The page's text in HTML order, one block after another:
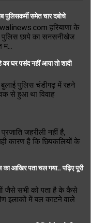
पुलिसकर्मी समेत चार दबोचे
हरियाणा के
पुलिस छापे का सनसनीखेज
घर पसंद नहीं आया तो शादी
पुलिस चंडीगढ़ में रहने
से हुआ था विवाह
जहरीली नहीं है,
कारण है कि छिपकलियों के
आखिर पता चल गया.. पढ़िए पूरी
जैसे सभी को पता है के कैसे
इलाकों में बल काटने वाले